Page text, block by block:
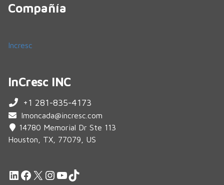
Compañía
Incresc
InCresc INC
+1 281-835-4173
lmoncada@incresc.com
14780 Memorial Dr Ste 113
Houston, TX, 77079, US
LinkedIn
Facebook
X Instagram
YouTube
TikTok